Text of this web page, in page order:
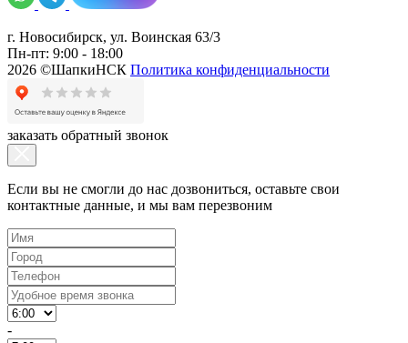
г. Новосибирск, ул. Воинская 63/3
Пн-пт: 9:00 - 18:00
2026 ©ШапкиНСК Политика конфиденциальности
заказать обратный звонок
Если вы не смогли до нас дозвониться, оставьте свои
контактные данные, и мы вам перезвоним
-